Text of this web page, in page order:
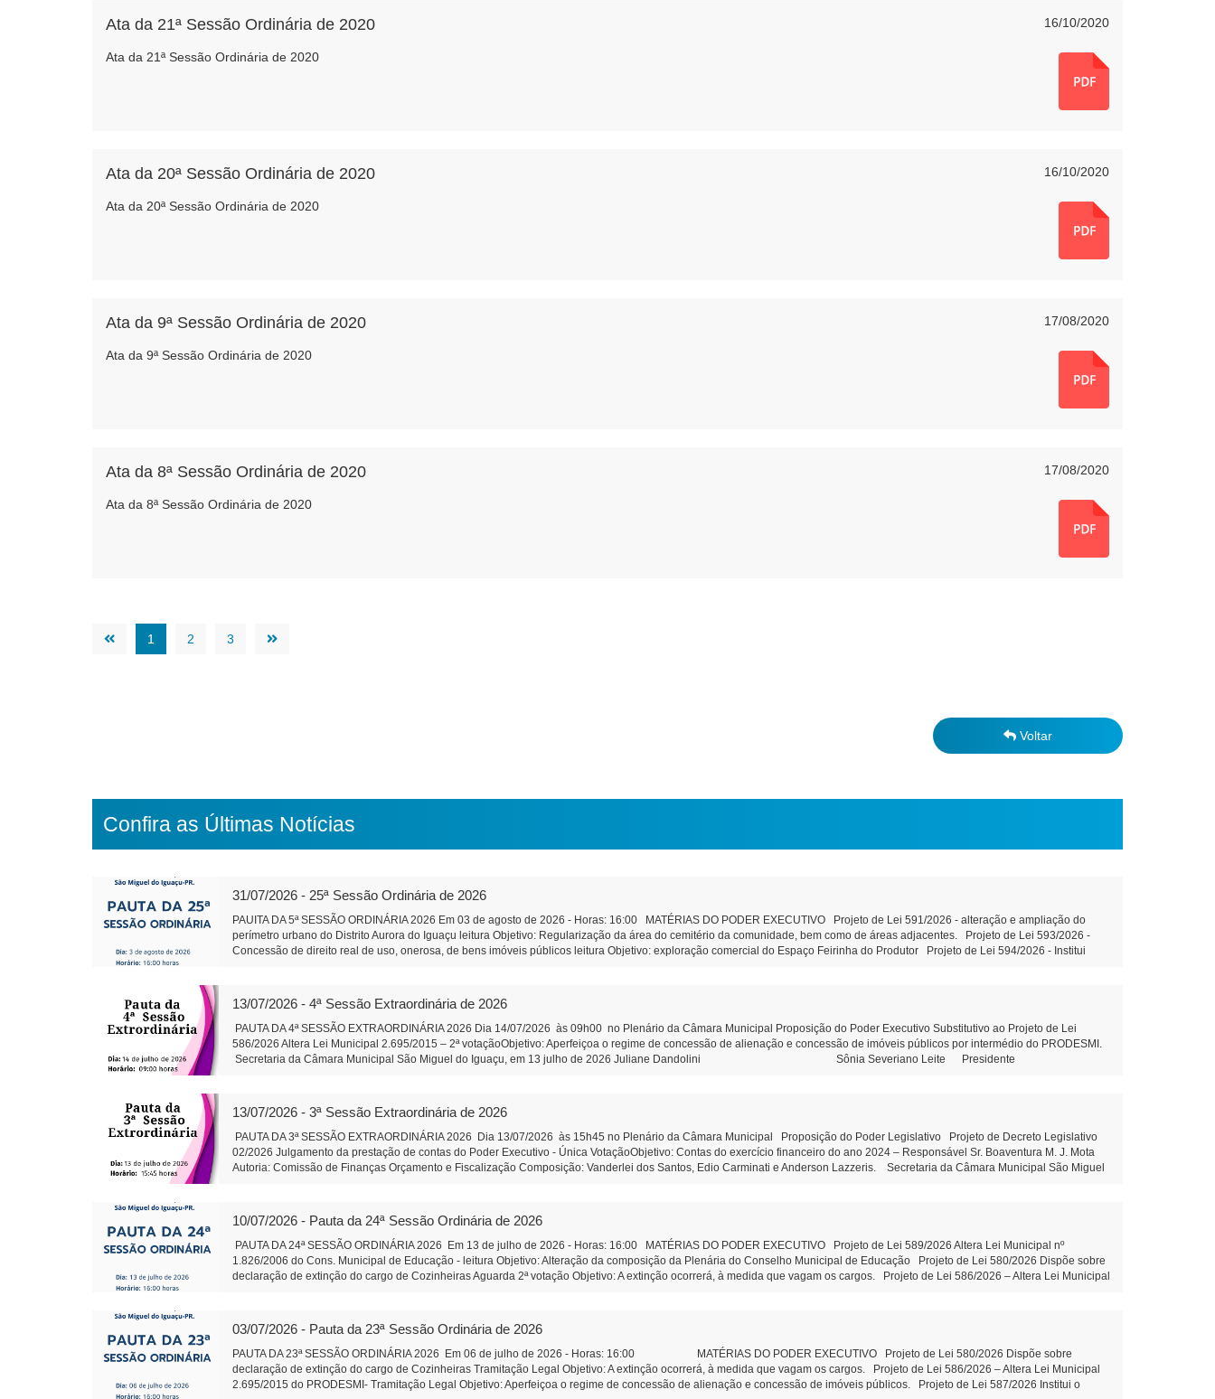
16/10/2020
Ata da 21ª Sessão Ordinária de 2020
Ata da 21ª Sessão Ordinária de 2020
16/10/2020
Ata da 20ª Sessão Ordinária de 2020
Ata da 20ª Sessão Ordinária de 2020
17/08/2020
Ata da 9ª Sessão Ordinária de 2020
Ata da 9ª Sessão Ordinária de 2020
17/08/2020
Ata da 8ª Sessão Ordinária de 2020
Ata da 8ª Sessão Ordinária de 2020
1 2 3
Voltar
Confira as Últimas Notícias
31/07/2026 - 25ª Sessão Ordinária de 2026
PAUITA DA 5ª SESSÃO ORDINÁRIA 2026 Em 03 de agosto de 2026 - Horas: 16:00 MATÉRIAS DO PODER EXECUTIVO Projeto de Lei 591/2026 - alteração e ampliação do
perímetro urbano do Distrito Aurora do Iguaçu leitura Objetivo: Regularização da área do cemitério da comunidade, bem como de áreas adjacentes. Projeto de Lei 593/2026 -
Concessão de direito real de uso, onerosa, de bens imóveis públicos leitura Objetivo: exploração comercial do Espaço Feirinha do Produtor Projeto de Lei 594/2026 - Institui
gestão hospitalar por meio de Organização Social qualificada. Projeto de Lei 589/2026 - Altera Lei 1.826/2006 do Cons. Municipal de Educação Tramitação Legal Objetivo:
Alteração da composição da Plenária do Conselho Municipal de Educação Projeto de Lei 590/2026 - Institui o Fórum Municipal de Educação – Tramitação Legal Objetivo: Dispõe
sobre finalidade competência e composição de funcionamento. PROPOSIÇÕES DA CÂMARA MUNICIPAL Projeto de Resolução 03/2026 - Prorroga o prazo para conclusão dos
trabalhos da Comissão instituída para análise e revisão da Lei Orgânica do Município de São Miguel do Iguaçu, e dá outras providências. Projeto de Lei 592/2026 - Altera piso
salarial de servidores do quadro de pessoal efetivo da Câmara Municipal Objetivo: Corrigir uma defasagem remuneratória do cargo Aux.de Serviços gerais - leitura Indicação
Rosa do Ocoi Autor: Vereador Anderson Lazzeris Indicação 82/2026 - Faixa de estacionamento na rua coberta Addy Maria Dall’Oglio Cavalca Autor: Vereador Evandro Ghellere
Secretaria da Câmara Municipal - São Miguel do Iguaçu-PR, em 31 de julho de 2026 Juliane Dandolini Sônia Severiano
Presidente Auxiliar de Administração
13/07/2026 - 4ª Sessão Extraordinária de 2026
PAUTA DA 4ª SESSÃO EXTRAORDINÁRIA 2026 Dia 14/07/2026 às 09h00 no Plenário da Câmara Municipal Proposição do Poder Executivo Substitutivo ao Projeto de Lei
586/2026 Altera Lei Municipal 2.695/2015 – 2ª votaçãoObjetivo: Aperfeiçoa o regime de concessão de alienação e concessão de imóveis públicos por intermédio do PRODESMI.
Secretaria da Câmara Municipal São Miguel do Iguaçu, em 13 julho de 2026 Juliane Dandolini Sônia Severiano Leite Presidente
13/07/2026 - 3ª Sessão Extraordinária de 2026
PAUTA DA 3ª SESSÃO EXTRAORDINÁRIA 2026 Dia 13/07/2026 às 15h45 no Plenário da Câmara Municipal Proposição do Poder Legislativo Projeto de Decreto Legislativo
02/2026 Julgamento da prestação de contas do Poder Executivo - Única VotaçãoObjetivo: Contas do exercício financeiro do ano 2024 – Responsável Sr. Boaventura M. J. Mota
Autoria: Comissão de Finanças Orçamento e Fiscalização Composição: Vanderlei dos Santos, Edio Carminati e Anderson Lazzeris. Secretaria da Câmara Municipal São Miguel
10/07/2026 - Pauta da 24ª Sessão Ordinária de 2026
PAUTA DA 24ª SESSÃO ORDINÁRIA 2026 Em 13 de julho de 2026 - Horas: 16:00 MATÉRIAS DO PODER EXECUTIVO Projeto de Lei 589/2026 Altera Lei Municipal nº
1.826/2006 do Cons. Municipal de Educação - leitura Objetivo: Alteração da composição da Plenária do Conselho Municipal de Educação Projeto de Lei 580/2026 Dispõe sobre
declaração de extinção do cargo de Cozinheiras Aguarda 2ª votação Objetivo: A extinção ocorrerá, à medida que vagam os cargos. Projeto de Lei 586/2026 – Altera Lei Municipal
Termo de Fomento com o CTG R$ 130.000,00 - Aguarda 2ª votação Objetivo: Apoio as atividades culturais da entidade PROPOSIÇÕES DA CÂMARA MUNICIPAL Projeto de Lei
585 Fica denominado “Parque Ambiental do Leão” o Parque Municipal I- Aguarda 2ª votação Autor: Vereador Evandro Indicação 78/2026 Ações e execução de Limpeza no leito e
margens dos Rios Pinto, Leão e Passo Cuê na Comunidade São Vicente. Autor: Vereador Capitão Claudio Juliane Dandolini Sônia Severiano
Leite Presidente Auxiliar de Administração
03/07/2026 - Pauta da 23ª Sessão Ordinária de 2026
PAUTA DA 23ª SESSÃO ORDINÁRIA 2026 Em 06 de julho de 2026 - Horas: 16:00 MATÉRIAS DO PODER EXECUTIVO Projeto de Lei 580/2026 Dispõe sobre
declaração de extinção do cargo de Cozinheiras Tramitação Legal Objetivo: A extinção ocorrerá, à medida que vagam os cargos. Projeto de Lei 586/2026 – Altera Lei Municipal
2.695/2015 do PRODESMI- Tramitação Legal Objetivo: Aperfeiçoa o regime de concessão de alienação e concessão de imóveis públicos. Projeto de Lei 587/2026 Institui o